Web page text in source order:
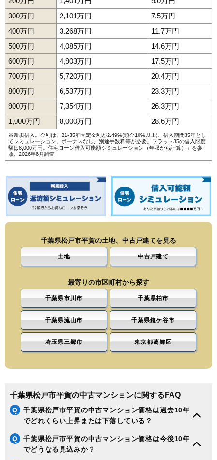
300万円
2,101万円
7.5万円
400万円
3,268万円
11.7万円
500万円
4,085万円
14.6万円
600万円
4,903万円
17.5万円
700万円
5,720万円
20.4万円
800万円
6,537万円
23.3万円
900万円
7,354万円
26.3万円
1,000万円
8,000万円 28.6万円
※新規借入。金利は、21-35年固定金利が2.49%(頭金10%以上)、借入期間35年とし
てシミュレーション。ボーナスなし、別途手数料等が必要。フラット35の借入限度
額は8,000万円。 住宅ローン借入可能額シミュレーション（年収から計算）
」を参
照。2026年8月調査
千葉県松戸市平賀の土地、中古戸建てを見る
土地 中古戸建て
最寄りの市区町村から探す
千葉県市川市 千葉県柏市
千葉県流山市 千葉県鎌ケ谷市
埼玉県三郷市 東京都葛飾区
千葉県松戸市平賀の中古マンションに関するFAQ
Q
千葉県松戸市平賀の中古マンション価格は過去10年
でどれくらい上昇または下落している？
Q
千葉県松戸市平賀の中古マンション価格は今後10年
でどうなる見込みか？